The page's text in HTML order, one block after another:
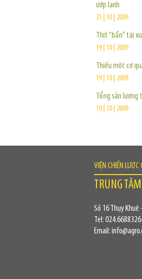
ướp lạnh
21 | 10 | 2009
Thịt “bẩn” tái
19 | 10 | 2009
Thiếu một cơ
19 | 10 | 2009
Tổng sản lượng
19 | 10 | 2009
VIỆN CHIẾN
TRUNG
Số 16 Thụy Khuê
Tel:
Email: